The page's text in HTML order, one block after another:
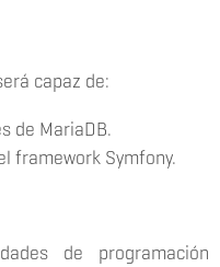
capaz de:
de MariaDB.
framework Symfony.
de